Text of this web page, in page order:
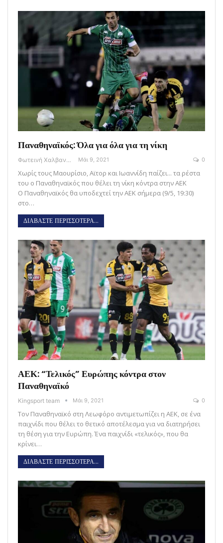
Παναθηναϊκός: Όλα για όλα για τη νίκη
Φωτεινή Χαλβαντζή Μάι 9, 2021 0
Χωρίς τους Μαουρίσιο, Αϊτορ και Ιωαννίδη παίζει... τα ρέστα
του ο Παναθηναϊκός που θέλει τη νίκη κόντρα στην ΑΕΚ
Ο Παναθηναϊκός θα υποδεχτεί την ΑΕΚ σήμερα (9/5, 19:30)
στο…
ΔΙΑΒΑΣΤΕ ΠΕΡΙΣΣΟΤΕΡΑ...
ΑΕΚ: “Τελικός” Ευρώπης κόντρα στον
Παναθηναϊκό
Kingsport team Μάι 9, 2021 0
Τον Παναθηναϊκό στη Λεωφόρο αντιμετωπίζει η ΑΕΚ, σε ένα
παιχνίδι που θέλει το θετικό αποτέλεσμα για να διατηρήσει
τη θέση για την Ευρώπη. Ένα παιχνίδι «τελικός», που θα
κρίνει…
ΔΙΑΒΑΣΤΕ ΠΕΡΙΣΣΟΤΕΡΑ...